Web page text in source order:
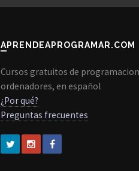
APRENDEAPROGRAMAR.COM
Cursos gratuitos de
ordenadores, en español
¿Por qué?
Preguntas frecuentes